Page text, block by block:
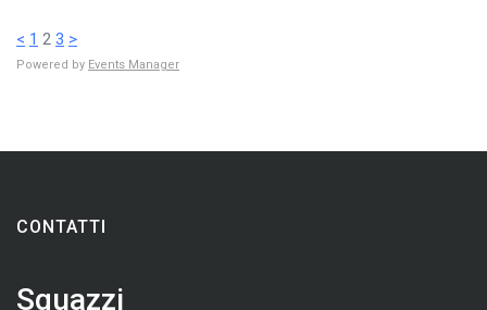
< 1 2 3 >
Powered by Events Manager
CONTATTI
Sguazzi